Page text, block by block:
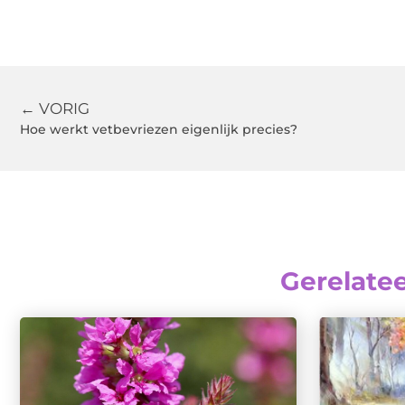
← VORIG
Hoe werkt vetbevriezen eigenlijk precies?